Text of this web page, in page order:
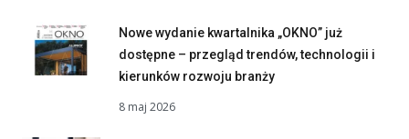
Nowe wydanie kwartalnika „OKNO” już
dostępne – przegląd trendów, technologii i
kierunków rozwoju branży
8 maj 2026